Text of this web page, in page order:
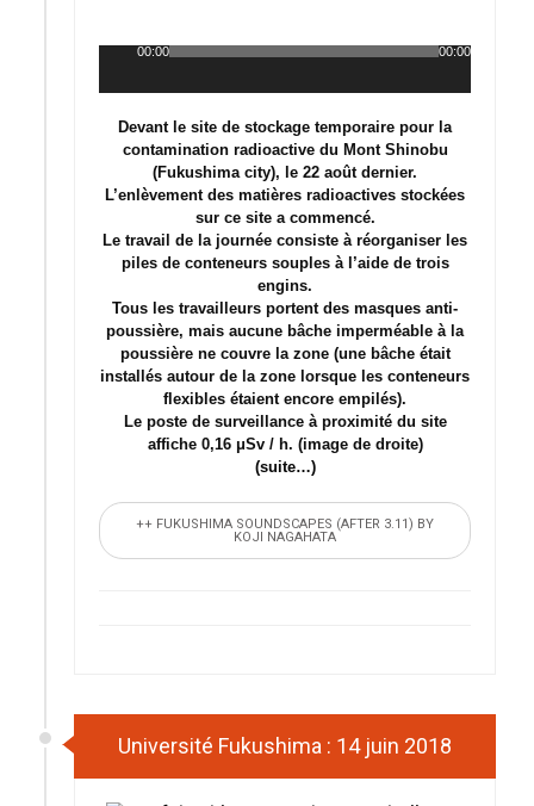
Lecteur
00:00 00:00
Devant le site de stockage temporaire pour la
contamination radioactive du Mont Shinobu
(Fukushima city), le 22 août dernier.
L’enlèvement des matières radioactives stockées
sur ce site a commencé.
Le travail de la journée consiste à réorganiser les
piles de conteneurs souples à l’aide de trois
engins.
Tous les travailleurs portent des masques anti-
poussière, mais aucune bâche imperméable à la
poussière ne couvre la zone (une bâche était
installés autour de la zone lorsque les conteneurs
flexibles étaient encore empilés).
Le poste de surveillance à proximité du site
affiche 0,16 μSv / h. (image de droite)
(suite…)
++ FUKUSHIMA SOUNDSCAPES (AFTER 3.11) BY
KOJI NAGAHATA
Université Fukushima : 14 juin 2018